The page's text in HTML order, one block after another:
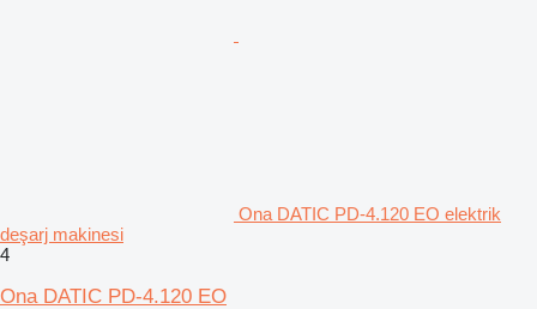
Ona DATIC PD-4.120 EO elektrik
deşarj makinesi
4
Ona DATIC PD-4.120 EO